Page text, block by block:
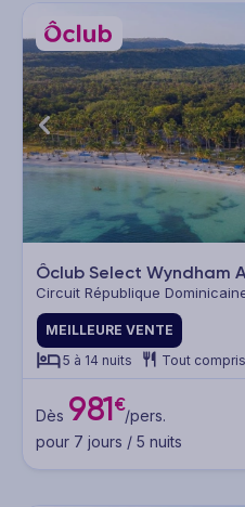
Ôclub Select Wyndham
Circuit République
MEILLEURE VENTE
5 à 14 nuits
Tout compris
Dès 981€/pers.
pour 7 jours / 5 nuits